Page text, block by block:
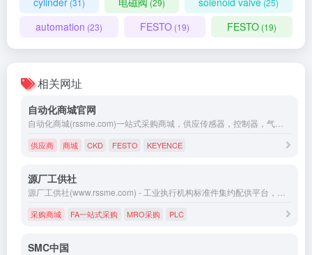
(31) (29) (25)
automation (23) FESTO (19) FESTO (19)
相关网址
自动化商城官网
供应商 商城 CKD FESTO KEYENCE
源厂工供社
采购商城 FA一站式采购 MRO采购 PLC
SMC中国